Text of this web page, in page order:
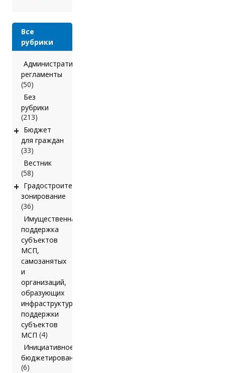
Все
рубрики
Административные
регламенты
(50)
Без
рубрики
(213)
+ Бюджет
для граждан
(33)
Вестник
(58)
+ Градостроительное
зонирование
(36)
Имущественная
поддержка
субъектов
МСП,
самозанятых
и
организаций,
образующих
инфраструктуру
поддержки
субъектов
МСП (4)
Инициативное
бюджетирование
(6)